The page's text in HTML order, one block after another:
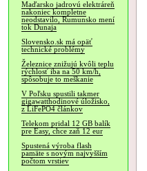
Maďarsko jadrovú elektráreň
nakoniec kompletne
neodstavilo, Rumunsko mení
tok Dunaja
Slovensko.sk má opäť
technické problémy
Železnice znižujú kvôli teplu
rýchlosť iba na 50 km/h,
spôsobuje to meškanie
V Poľsku spustili takmer
gigawatthodinové úložisko,
z LiFePO4 článkov
Telekom pridal 12 GB balík
pre Easy, chce zaň 12 eur
Spustená výroba flash
pamäte s novým najvyšším
počtom vrstiev